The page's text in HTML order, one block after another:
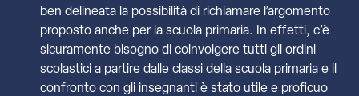
ben delineata la possibilità di richiamare l’argomento
proposto anche per la scuola primaria. In effetti, c’è
sicuramente bisogno di coinvolgere tutti gli ordini
scolastici a partire dalle classi della scuola primaria e il
confronto con gli insegnanti è stato utile e proficuo